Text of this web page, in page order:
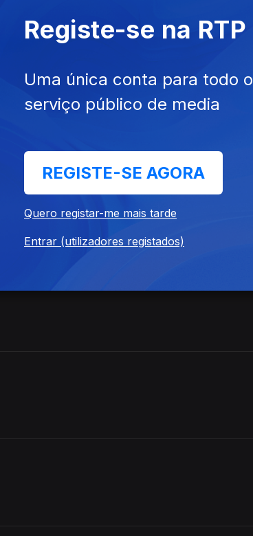
Registe-se na RTP
Uma única conta para todo o
serviço público de media
REGISTE-SE AGORA
Quero registar-me mais tarde
Entrar (utilizadores registados)